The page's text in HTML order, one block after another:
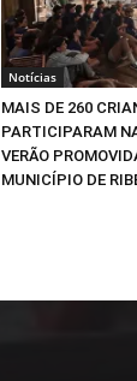
Notícias
MAIS DE 260
PARTICIPARAM
VERÃO
MUNICÍPIO DE